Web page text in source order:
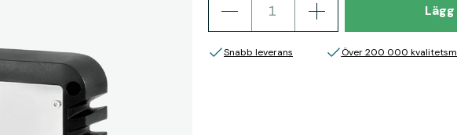
Snabb leverans Över 200 000